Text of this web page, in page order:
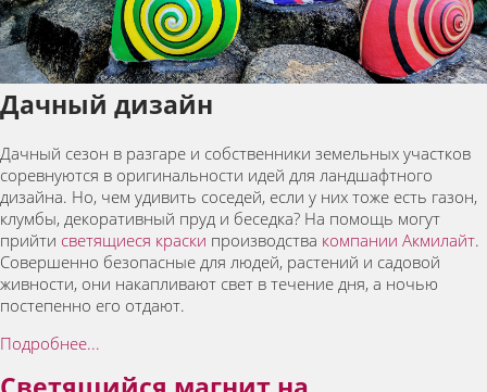
Дачный дизайн
Дачный сезон в разгаре и собственники земельных участков
соревнуются в оригинальности идей для ландшафтного
дизайна. Но, чем удивить соседей, если у них тоже есть газон,
клумбы, декоративный пруд и беседка? На помощь могут
прийти светящиеся краски производства компании Акмилайт.
Совершенно безопасные для людей, растений и садовой
живности, они накапливают свет в течение дня, а ночью
постепенно его отдают.
Подробнее...